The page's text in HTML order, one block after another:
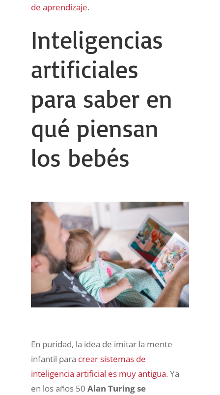
de aprendizaje.
Inteligencias
artificiales
para saber en
qué piensan
los bebés
En puridad, la idea de imitar la mente
infantil para crear sistemas de
inteligencia artificial es muy antigua. Ya
en los años 50 Alan Turing se